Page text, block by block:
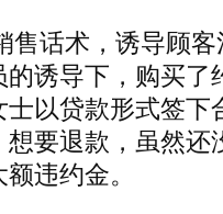
售话术，诱导顾
诱导下，购买了
以贷款形式签下
要退款，虽然还
违约金。